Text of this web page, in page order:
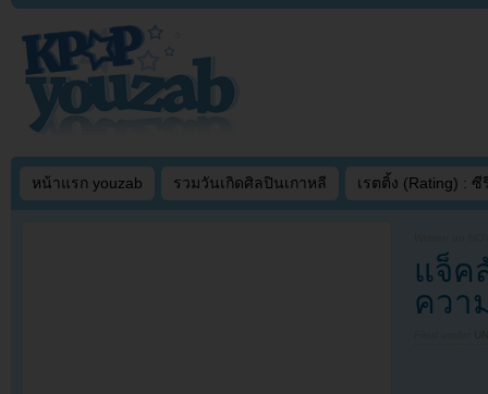
หน้าแรก youzab รวมวันเกิดศิลปินเกาหลี เรตติ้ง (Rating) : ซี
แจ็ค
ควา